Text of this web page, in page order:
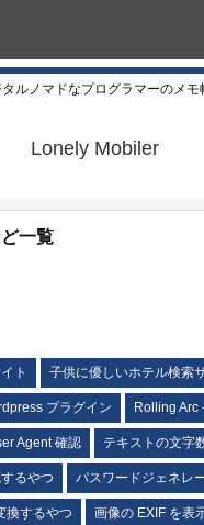
ルノマドなプログラマーのメモ
Lonely Mobiler
一覧
ト 子供に優しいホテル検索
プラグイン Rolling Arc
Agent 確認 テキストの文字
るやつ パスワードジェネレ
換するやつ 画像の EXIF を表